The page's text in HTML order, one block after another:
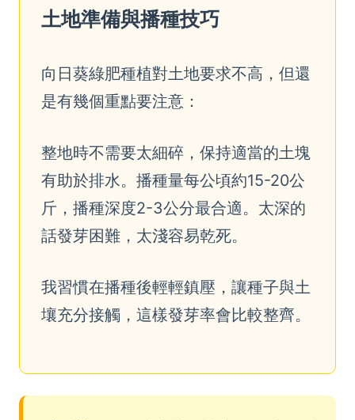
土地準備與播種技巧
向日葵綠肥種植對土地要求不高，但還
是有幾個重點要注意：
整地時不需要太細碎，保持適當的土塊
有助於排水。播種量每公頃約15-20公
斤，播種深度2-3公分最合適。太深的
話發芽困難，太淺容易乾死。
我習慣在播種後輕輕鎮壓，讓種子與土
壤充分接觸，這樣發芽率會比較整齊。